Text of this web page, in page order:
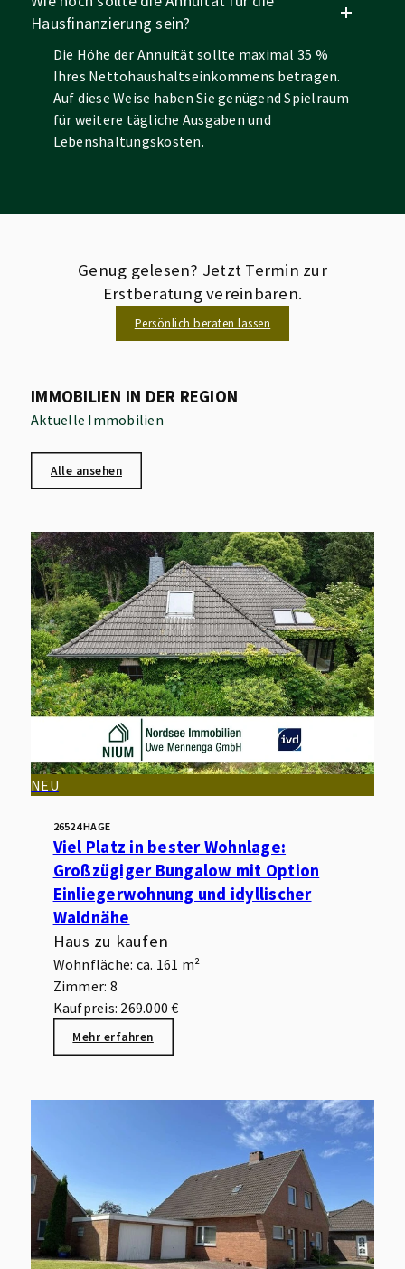
Hausfinanzierung sein?
Die Höhe der Annuität sollte maximal 35 %
Ihres Nettohaushaltseinkommens betragen.
Auf diese Weise haben Sie genügend Spielraum
für weitere tägliche Ausgaben und
Lebenshaltungskosten.
Genug gelesen? Jetzt Termin zur
Erstberatung vereinbaren.
Persönlich beraten lassen
IMMOBILIEN IN DER REGION
Aktuelle Immobilien
Alle ansehen
NEU
26524 HAGE
Viel Platz in bester Wohnlage:
Großzügiger Bungalow mit Option
Einliegerwohnung und idyllischer
Waldnähe
Haus zu kaufen
Wohnfläche: ca. 161 m²
Zimmer: 8
Kaufpreis: 269.000 €
Mehr erfahren